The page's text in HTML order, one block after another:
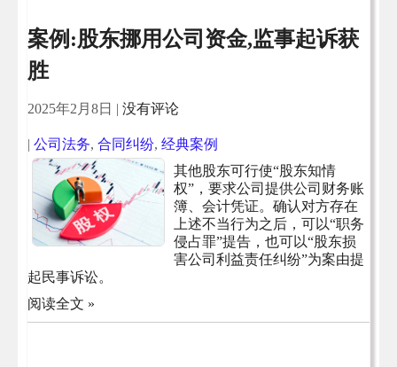
案例:股东挪用公司资金,监事起诉获
胜
2025年2月8日 | 没有评论
| 公司法务, 合同纠纷, 经典案例
其他股东可行使“股东知情
权”，要求公司提供公司财务账
簿、会计凭证。确认对方存在
上述不当行为之后，可以“职务
侵占罪”提告，也可以“股东损
害公司利益责任纠纷”为案由提
起民事诉讼。
阅读全文 »